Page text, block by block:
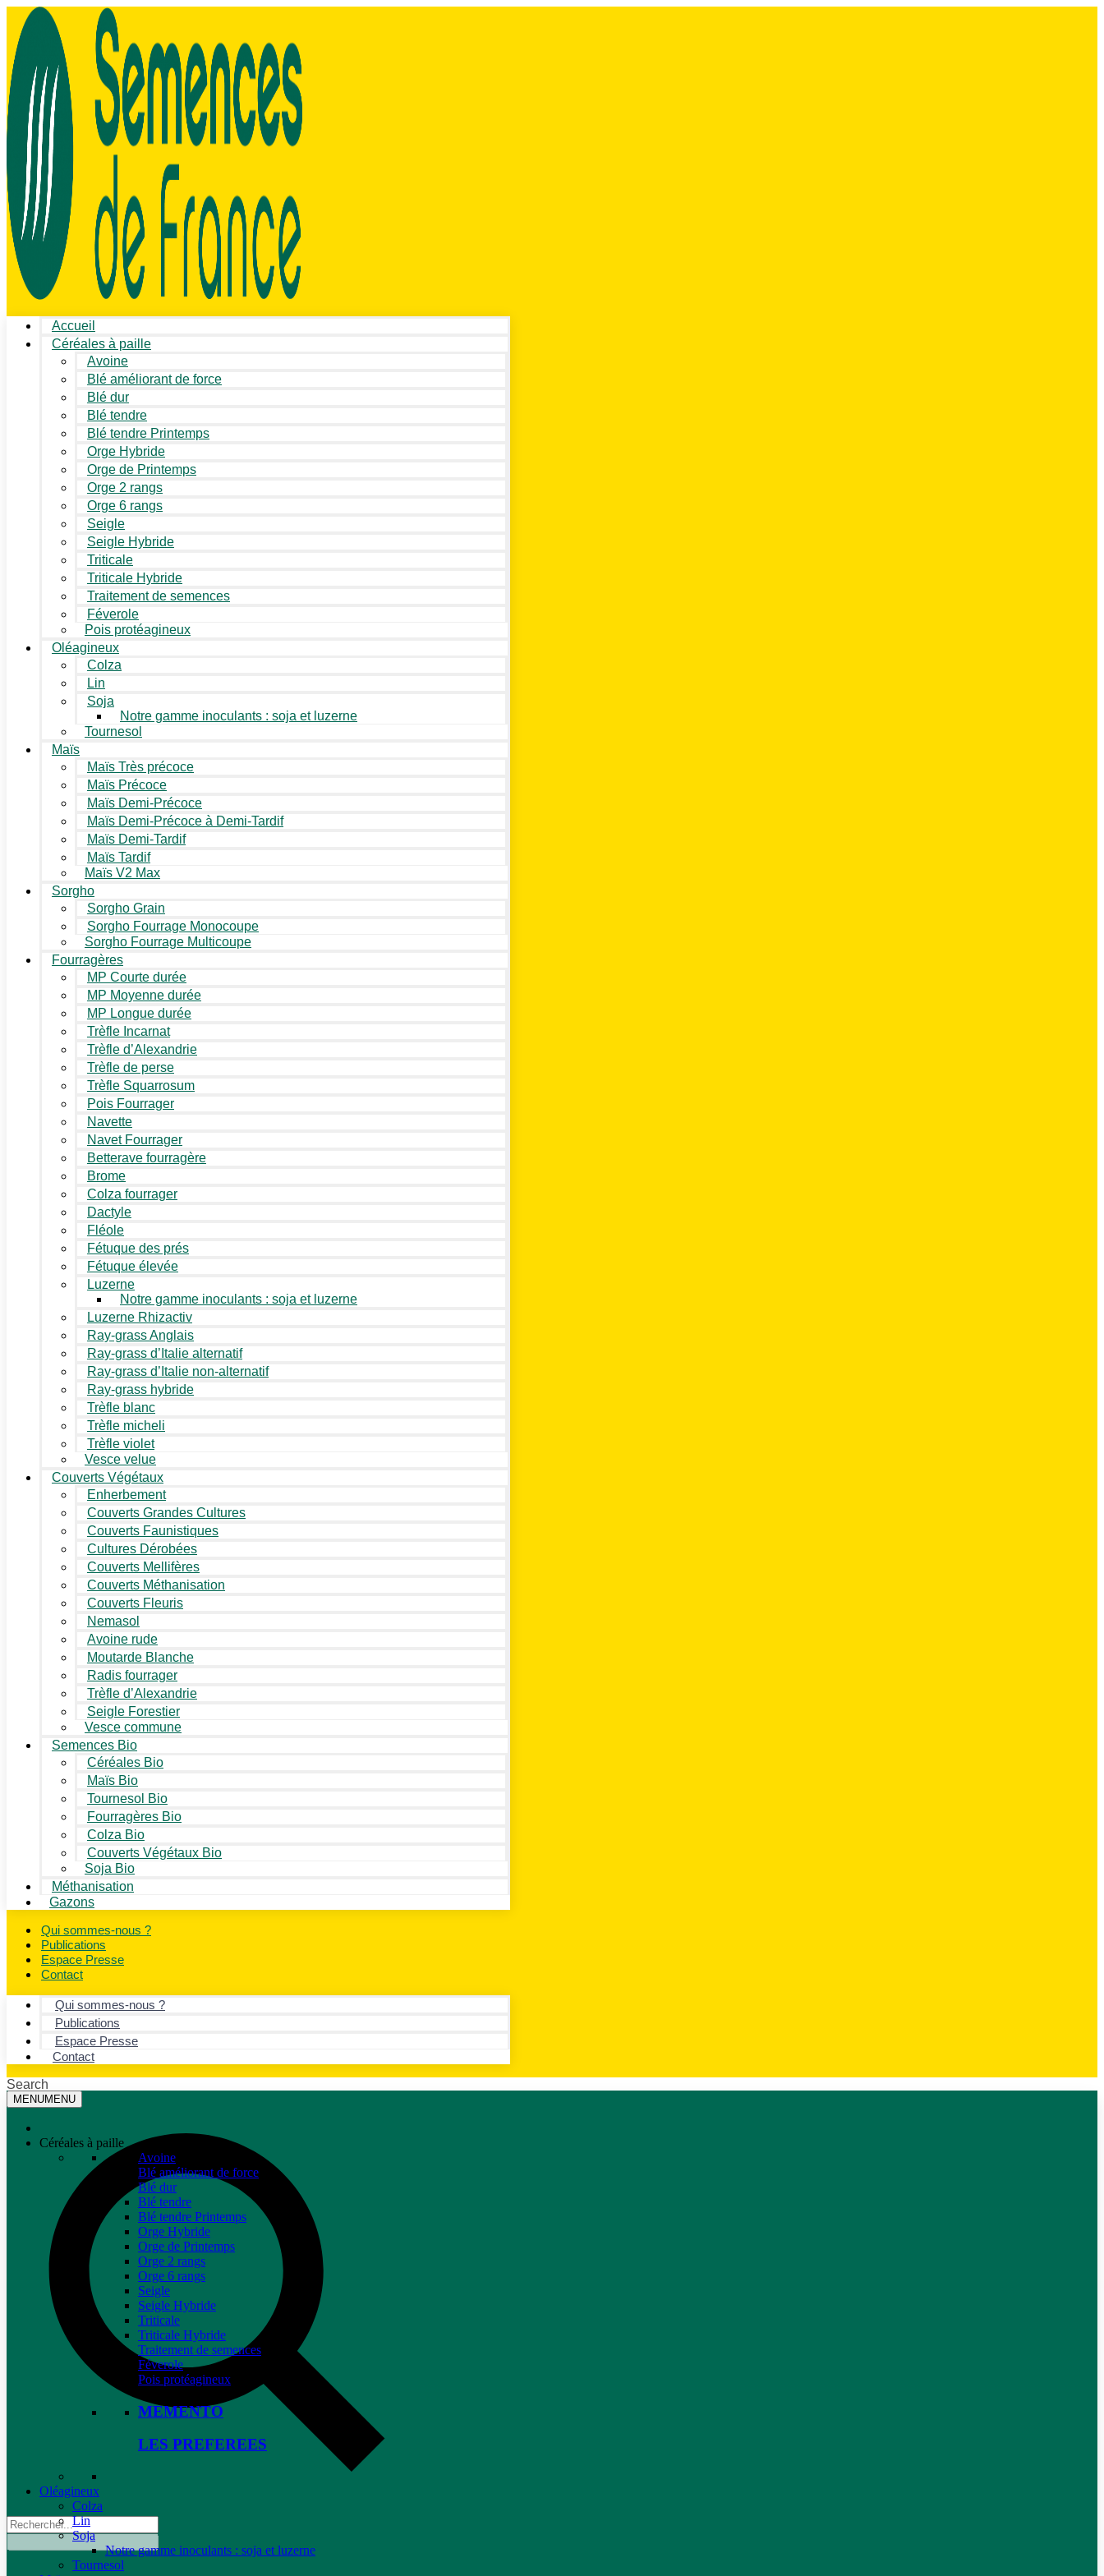
Accueil
Céréales à paille
Avoine
Blé améliorant de force
Blé dur
Blé tendre
Blé tendre Printemps
Orge Hybride
Orge de Printemps
Orge 2 rangs
Orge 6 rangs
Seigle
Seigle Hybride
Triticale
Triticale Hybride
Traitement de semences
Féverole
Pois protéagineux
Oléagineux
Colza
Lin
Soja
Notre gamme inoculants : soja et luzerne
Tournesol
Maïs
Maïs Très précoce
Maïs Précoce
Maïs Demi-Précoce
Maïs Demi-Précoce à Demi-Tardif
Maïs Demi-Tardif
Maïs Tardif
Maïs V2 Max
Sorgho
Sorgho Grain
Sorgho Fourrage Monocoupe
Sorgho Fourrage Multicoupe
Fourragères
MP Courte durée
MP Moyenne durée
MP Longue durée
Trèfle Incarnat
Trèfle d’Alexandrie
Trèfle de perse
Trèfle Squarrosum
Pois Fourrager
Navette
Navet Fourrager
Betterave fourragère
Brome
Colza fourrager
Dactyle
Fléole
Fétuque des prés
Fétuque élevée
Luzerne
Notre gamme inoculants : soja et luzerne
Luzerne Rhizactiv
Ray-grass Anglais
Ray-grass d’Italie alternatif
Ray-grass d’Italie non-alternatif
Ray-grass hybride
Trèfle blanc
Trèfle micheli
Trèfle violet
Vesce velue
Couverts Végétaux
Enherbement
Couverts Grandes Cultures
Couverts Faunistiques
Cultures Dérobées
Couverts Mellifères
Couverts Méthanisation
Couverts Fleuris
Nemasol
Avoine rude
Moutarde Blanche
Radis fourrager
Trèfle d’Alexandrie
Seigle Forestier
Vesce commune
Semences Bio
Céréales Bio
Maïs Bio
Tournesol Bio
Fourragères Bio
Colza Bio
Couverts Végétaux Bio
Soja Bio
Méthanisation
Gazons
Qui sommes-nous ?
Publications
Espace Presse
Contact
Qui sommes-nous ?
Publications
Espace Presse
Contact
Search
MENUMENU
Céréales à paille
Avoine
Blé améliorant de force
Blé dur
Blé tendre
Blé tendre Printemps
Orge Hybride
Orge de Printemps
Orge 2 rangs
Orge 6 rangs
Seigle
Seigle Hybride
Triticale
Triticale Hybride
Traitement de semences
Féverole
Pois protéagineux
MEMENTO
LES PREFEREES
Oléagineux
Colza
Lin
Soja
Notre gamme inoculants : soja et luzerne
Tournesol